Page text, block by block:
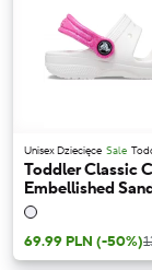
Unisex Dziecięce Sale
Toddler Classic
Embellished
69.99 PLN (-50%)